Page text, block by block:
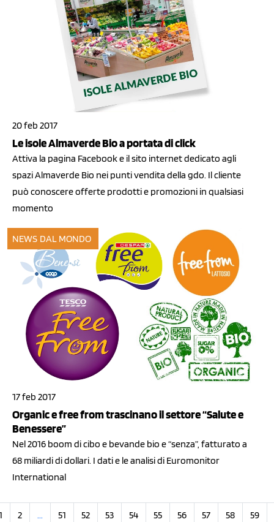
20 feb 2017
Le isole Almaverde Bio a portata di click
Attiva la pagina Facebook e il sito internet dedicato agli
spazi Almaverde Bio nei punti vendita della gdo. Il cliente
può conoscere offerte prodotti e promozioni in qualsiasi
momento
NEWS DAL MONDO
17 feb 2017
Organic e free from trascinano il settore “Salute e
Benessere”
Nel 2016 boom di cibo e bevande bio e “senza”, fatturato a
68 miliardi di dollari. I dati e le analisi di Euromonitor
International
2 ... 51 52 53 54 55 56 57 58 59